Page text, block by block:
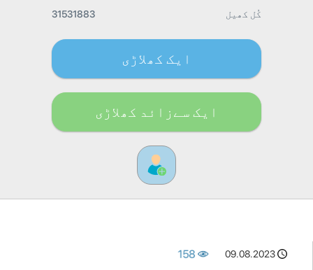
کُل کھیل 31531883
ایک کھلاڑی
ایک سےزائد کھلاڑی
09.08.2023
158